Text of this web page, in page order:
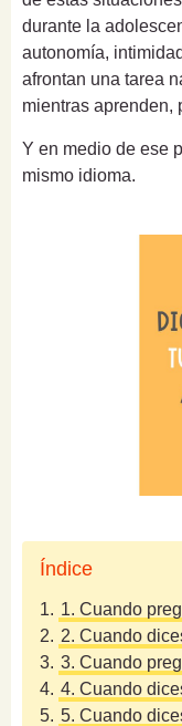
durante la
autonomía,
afrontan una tarea
mientras aprenden,
Y en medio de ese
mismo idioma.
Índice
1. 1. Cuando
2. 2. Cuando
3. 3. Cuando
4. 4. Cuando
5. 5. Cuando